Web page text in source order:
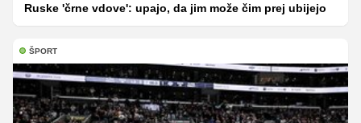
Ruske 'črne vdove': upajo, da jim može čim prej ubijejo
ŠPORT